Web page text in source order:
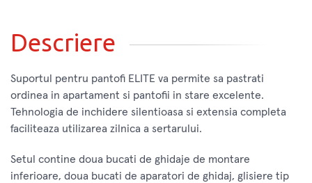
Descriere
Suportul pentru pantofi ELITE va permite sa pastrati
ordinea in apartament si pantofii in stare excelente.
Tehnologia de inchidere silentioasa si extensia completa
faciliteaza utilizarea zilnica a sertarului.
Setul contine doua bucati de ghidaje de montare
inferioare, doua bucati de aparatori de ghidaj, glisiere tip